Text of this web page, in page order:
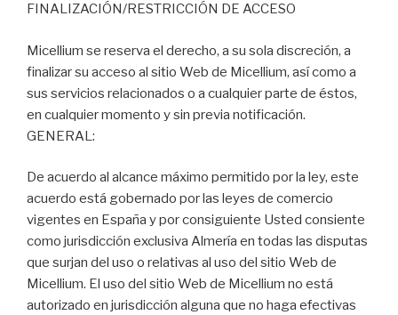
FINALIZACIÓN/RESTRICCIÓN DE ACCESO
Micellium se reserva el derecho, a su sola discreción, a
finalizar su acceso al sitio Web de Micellium, así como a
sus servicios relacionados o a cualquier parte de éstos,
en cualquier momento y sin previa notificación.
GENERAL:
De acuerdo al alcance máximo permitido por la ley, este
acuerdo está gobernado por las leyes de comercio
vigentes en España y por consiguiente Usted consiente
como jurisdicción exclusiva Almería en todas las disputas
que surjan del uso o relativas al uso del sitio Web de
Micellium. El uso del sitio Web de Micellium no está
autorizado en jurisdicción alguna que no haga efectivas